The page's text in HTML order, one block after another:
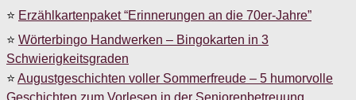
⭐ Erzählkartenpaket “Erinnerungen an die 70er-Jahre”
⭐ Wörterbingo Handwerken – Bingokarten in 3
Schwierigkeitsgraden
⭐ Augustgeschichten voller Sommerfreude – 5 humorvolle
Geschichten zum Vorlesen in der Seniorenbetreuung